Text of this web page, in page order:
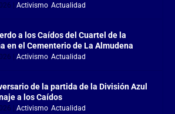
|Activismo,Actualidad
a los Caídos del Cuartel de la
en el Cementerio de La Almudena
|Activismo,Actualidad
de la partida de la División Azul
a los Caídos
|Activismo,Actualidad